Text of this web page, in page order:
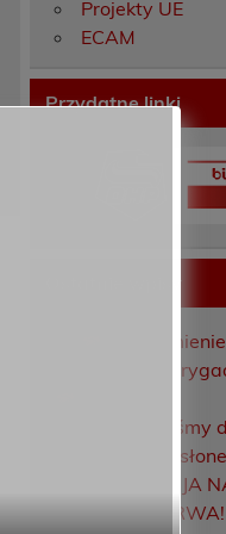
Projekty UE
ECAM
Przydatne linki
Dolnośląską
zawodowy w
REKRUTACJA
2026/2027 TRWA!